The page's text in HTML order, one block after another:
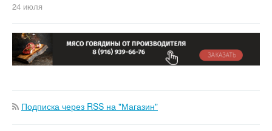
24 июля
Подписка через RSS на "Магазин"